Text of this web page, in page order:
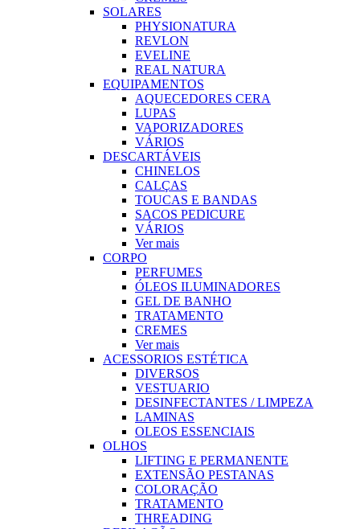
SOLARES
PHYSIONATURA
REVLON
EVELINE
REAL NATURA
EQUIPAMENTOS
AQUECEDORES CERA
LUPAS
VAPORIZADORES
VÁRIOS
DESCARTÁVEIS
CHINELOS
CALÇAS
TOUCAS E BANDAS
SACOS PEDICURE
VÁRIOS
Ver mais
CORPO
PERFUMES
ÓLEOS ILUMINADORES
GEL DE BANHO
TRATAMENTO
CREMES
Ver mais
ACESSORIOS ESTÉTICA
DIVERSOS
VESTUARIO
DESINFECTANTES / LIMPEZA
LAMINAS
OLEOS ESSENCIAIS
OLHOS
LIFTING E PERMANENTE
EXTENSÃO PESTANAS
COLORAÇÃO
TRATAMENTO
THREADING